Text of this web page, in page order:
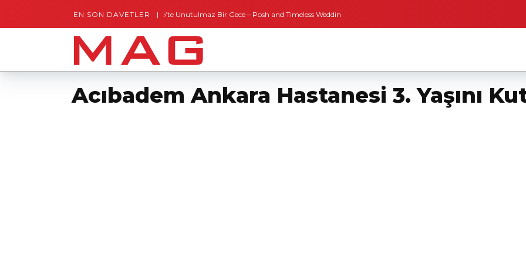
EN SON DAVETLER
Gaziantep’te Unutulmaz Bir Gece – Posh and Timeless Weddings Bodrum’dan İngiltere’ye Kısa Bir Yolculuk
Acıbadem Ankara Hastanesi 3. Yaşını